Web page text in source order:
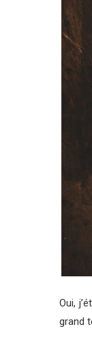
Oui,
grand